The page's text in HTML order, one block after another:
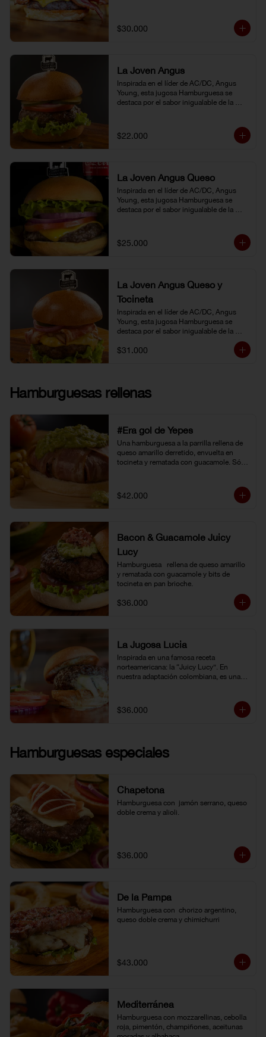
usted elija. Armela como quiera.
$30.000
La Joven Angus
Inspirada en el líder de AC/DC, Angus
Young, esta jugosa Hamburguesa se
destaca por el sabor inigualable de la
$22.000
La Joven Angus Queso
Inspirada en el líder de AC/DC, Angus
Young, esta jugosa Hamburguesa se
destaca por el sabor inigualable de la
$25.000
La Joven Angus Queso y
Tocineta
Inspirada en el líder de AC/DC, Angus
Young, esta jugosa Hamburguesa se
destaca por el sabor inigualable de la
$31.000
Hamburguesas rellenas
#Era gol de Yepes
Una hamburguesa a la parrilla rellena de
queso amarillo derretido, envuelta en
tocineta y rematada con guacamole. Sólo
porque definitivamente…
#EraGolDeYepes!
$42.000
Bacon & Guacamole Juicy
Lucy
Hamburguesa   rellena de queso amarillo
y rematada con guacamole y bits de
tocineta en pan brioche.
$36.000
La Jugosa Lucia
Inspirada en una famosa receta
norteamericana: la “Juicy Lucy”. En
nuestra adaptación colombiana, es una
sabor.
$36.000
Hamburguesas especiales
Chapetona
Hamburguesa con  jamón serrano, queso
doble crema y alioli.
$36.000
De la Pampa
Hamburguesa con  chorizo argentino,
queso doble crema y chimichurri
$43.000
Mediterránea
Hamburguesa con mozzarellinas, cebolla
roja, pimentón, champiñones, aceitunas